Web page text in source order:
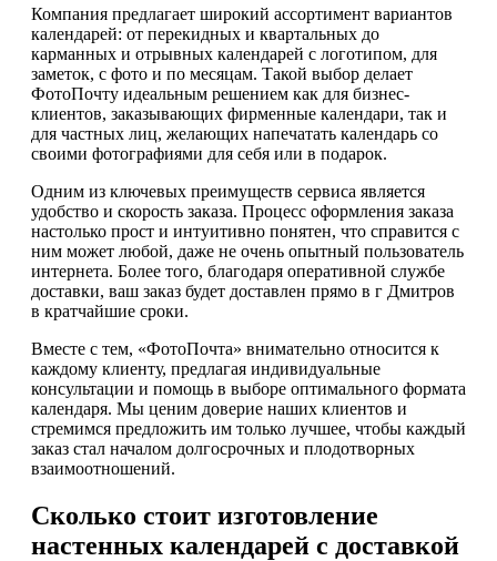
Компания предлагает широкий ассортимент вариантов
календарей: от перекидных и квартальных до
карманных и отрывных календарей с логотипом, для
заметок, с фото и по месяцам. Такой выбор делает
ФотоПочту идеальным решением как для бизнес-
клиентов, заказывающих фирменные календари, так и
для частных лиц, желающих напечатать календарь со
своими фотографиями для себя или в подарок.
Одним из ключевых преимуществ сервиса является
удобство и скорость заказа. Процесс оформления заказа
настолько прост и интуитивно понятен, что справится с
ним может любой, даже не очень опытный пользователь
интернета. Более того, благодаря оперативной службе
доставки, ваш заказ будет доставлен прямо в г Дмитров
в кратчайшие сроки.
Вместе с тем, «ФотоПочта» внимательно относится к
каждому клиенту, предлагая индивидуальные
консультации и помощь в выборе оптимального формата
календаря. Мы ценим доверие наших клиентов и
стремимся предложить им только лучшее, чтобы каждый
заказ стал началом долгосрочных и плодотворных
взаимоотношений.
Сколько стоит изготовление
настенных календарей с доставкой